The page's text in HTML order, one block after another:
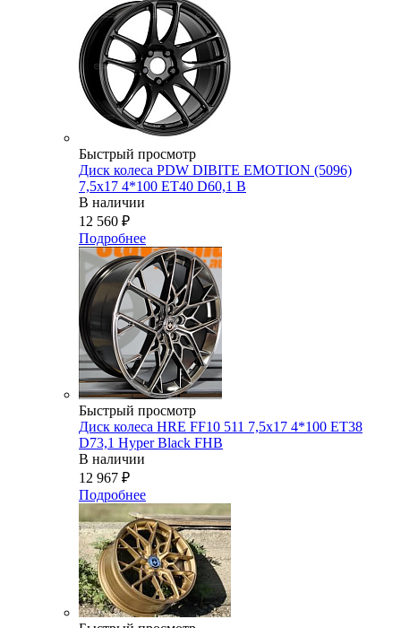
Быстрый просмотр
Диск колеса PDW DIBITE EMOTION (5096)
7,5x17 4*100 ET40 D60,1 B
В наличии
12 560 ₽
Подробнее
Быстрый просмотр
Диск колеса HRE FF10 511 7,5x17 4*100 ET38
D73,1 Hyper Black FHB
В наличии
12 967 ₽
Подробнее